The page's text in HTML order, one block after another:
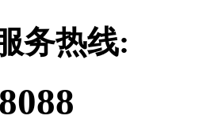
务热线: